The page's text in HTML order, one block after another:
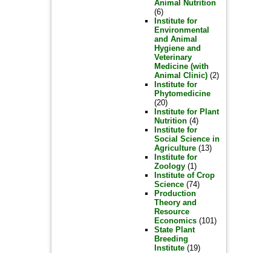
Animal Nutrition
(6)
Institute for
Environmental
and Animal
Hygiene and
Veterinary
Medicine (with
Animal Clinic)(2)
Institute for
Phytomedicine
(20)
Institute for Plant
Nutrition(4)
Institute for
Social Science in
Agriculture(13)
Institute for
Zoology(1)
Institute of Crop
Science(74)
Production
Theory and
Resource
Economics(101)
State Plant
Breeding
Institute(19)